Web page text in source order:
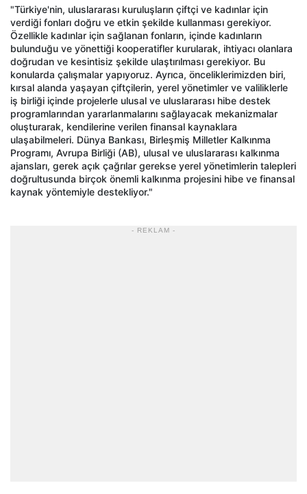
"Türkiye'nin, uluslararası kuruluşların çiftçi ve kadınlar için
verdiği fonları doğru ve etkin şekilde kullanması gerekiyor.
Özellikle kadınlar için sağlanan fonların, içinde kadınların
bulunduğu ve yönettiği kooperatifler kurularak, ihtiyacı olanlara
doğrudan ve kesintisiz şekilde ulaştırılması gerekiyor. Bu
konularda çalışmalar yapıyoruz. Ayrıca, önceliklerimizden biri,
kırsal alanda yaşayan çiftçilerin, yerel yönetimler ve valiliklerle
iş birliği içinde projelerle ulusal ve uluslararası hibe destek
programlarından yararlanmalarını sağlayacak mekanizmalar
oluşturarak, kendilerine verilen finansal kaynaklara
ulaşabilmeleri. Dünya Bankası, Birleşmiş Milletler Kalkınma
Programı, Avrupa Birliği (AB), ulusal ve uluslararası kalkınma
ajansları, gerek açık çağrılar gerekse yerel yönetimlerin talepleri
doğrultusunda birçok önemli kalkınma projesini hibe ve finansal
kaynak yöntemiyle destekliyor."
- REKLAM -